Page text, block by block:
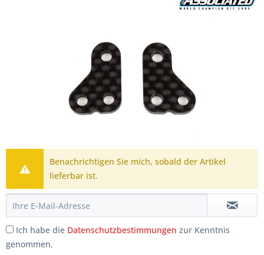
Benachrichtigen Sie mich, sobald der Artikel
lieferbar ist.
Ich habe die Datenschutzbestimmungen zur Kenntnis
genommen.